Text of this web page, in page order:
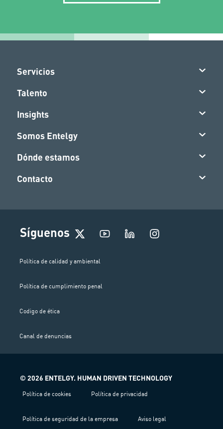
Servicios
Talento
Insights
Somos Entelgy
Dónde estamos
Contacto
Síguenos
I
n
Política de calidad y ambiental
Política de cumplimiento penal
Codigo de ética
Canal de denuncias
© 2026 ENTELGY. HUMAN DRIVEN TECHNOLOGY
Política de cookies Política de privacidad
Política de seguridad de la empresa Aviso legal